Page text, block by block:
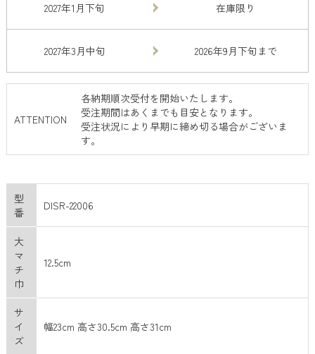
2027年1月下旬 在庫限り
2027年3月中旬 2026年9月下旬まで
ATTENTION
各納期順次受付を開始いたします。
受注期間はあくまでも目安となります。
受注状況により早期に締め切る場合がございま
す。
型
番
DISR-22006
大
マ
チ
巾
12.5cm
サ
イ
ズ
幅23cm 高さ30.5cm 高さ31cm